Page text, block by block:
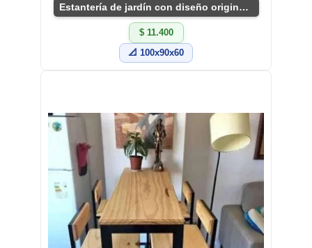
Estantería de jardín con diseño original y útil
$ 11.400
📐 100x90x60